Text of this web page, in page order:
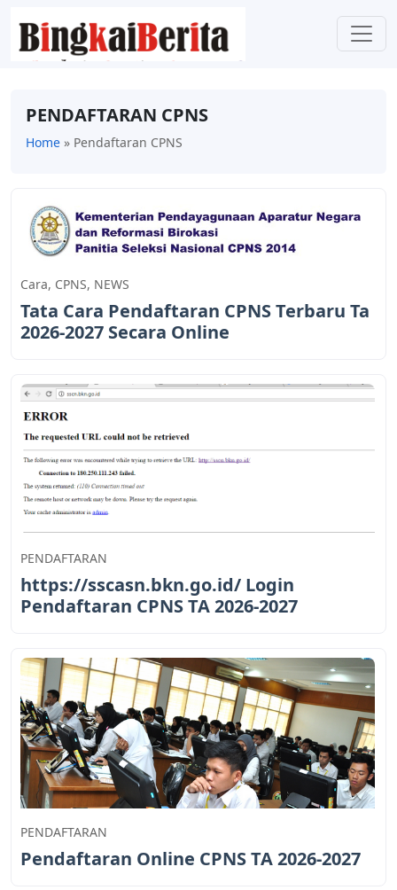
PENDAFTARAN CPNS
Home » Pendaftaran CPNS
Cara, CPNS, NEWS
Tata Cara Pendaftaran CPNS Terbaru Ta
2026-2027 Secara Online
PENDAFTARAN
https://sscasn.bkn.go.id/ Login
Pendaftaran CPNS TA 2026-2027
PENDAFTARAN
Pendaftaran Online CPNS TA 2026-2027